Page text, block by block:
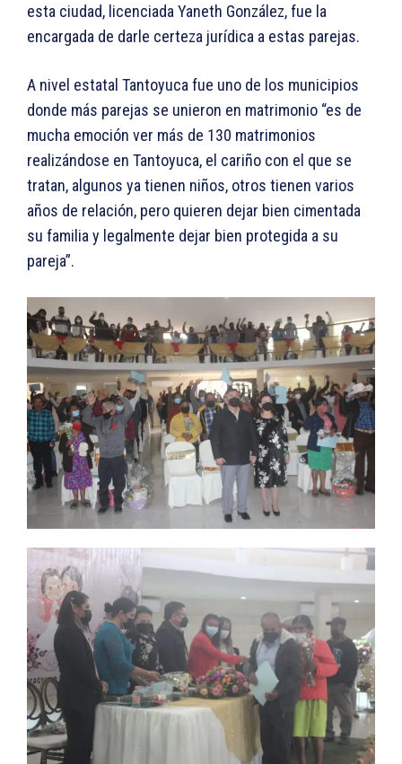
esta ciudad, licenciada Yaneth González, fue la
encargada de darle certeza jurídica a estas parejas.
A nivel estatal Tantoyuca fue uno de los municipios
donde más parejas se unieron en matrimonio “es de
mucha emoción ver más de 130 matrimonios
realizándose en Tantoyuca, el cariño con el que se
tratan, algunos ya tienen niños, otros tienen varios
años de relación, pero quieren dejar bien cimentada
su familia y legalmente dejar bien protegida a su
pareja”.